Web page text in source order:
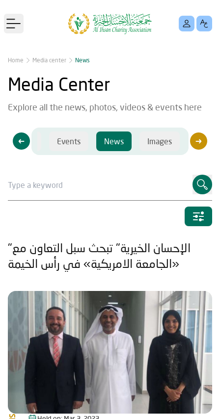
Open main menu
Home Media center News
Media Center
Explore all the news, photos, videos & events here
Videos Events News Images Videos
"الإحسان الخيرية" تبحث سبل التعاون مع
«الجامعة الامريكية» في رأس الخيمة